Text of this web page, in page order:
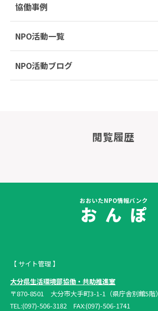
協働事例
NPO活動一覧
NPO活動ブログ
閲覧履歴
おおいたNPO情報バンク
お ん ぽ
【 サイト管理 】
大分県生活環境部協働・共助推進室
〒870-8501 大分市大手町3-1-1（県庁舎別館5階）
TEL:(097)-506-3182 FAX:(097)-506-1741